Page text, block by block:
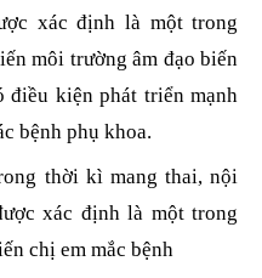
xác định là một trong
môi trường âm đạo biến
kiện phát triển mạnh
bệnh phụ khoa.
thời kì mang thai, nội
xác định là một trong
chị em mắc bệnh